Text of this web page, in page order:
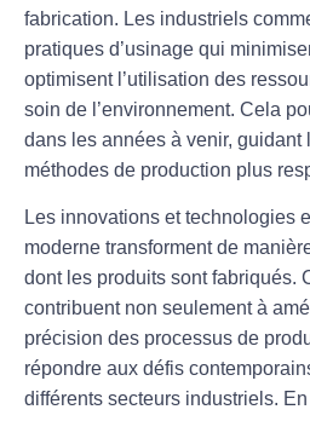
fabrication. Les industriels
pratiques d’usinage qui
optimisent l’utilisation des
soin de l’environnement. Cela
dans les années à venir, guidant
méthodes de production plus
Les innovations et technologies
moderne transforment de
dont les produits sont fabriqués.
contribuent non seulement à
précision des processus de
répondre aux défis
différents secteurs industriels.